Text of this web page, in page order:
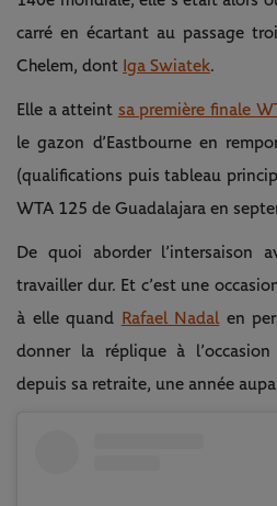
carré en écartant au passage
Chelem, dont Iga Swiatek.
Elle a atteint sa première finale
le gazon d’Eastbourne en
(qualifications puis tableau
WTA 125 de Guadalajara en
De quoi aborder l’intersaison
travailler dur. Et c’est une
à elle quand
Rafael Nadal en
donner la réplique à
depuis sa retraite, une année